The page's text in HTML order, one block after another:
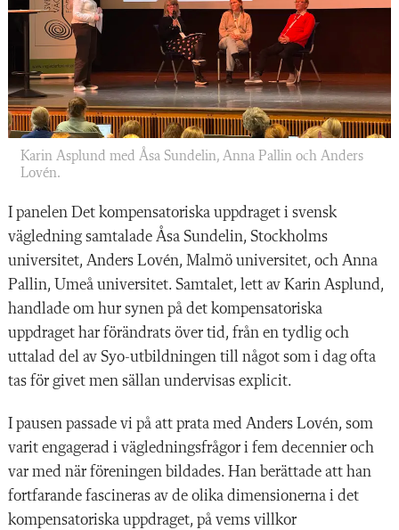
Karin Asplund med Åsa Sundelin, Anna Pallin och Anders
Lovén.
I panelen Det kompensatoriska uppdraget i svensk
vägledning samtalade Åsa Sundelin, Stockholms
universitet, Anders Lovén, Malmö universitet, och Anna
Pallin, Umeå universitet. Samtalet, lett av Karin Asplund,
handlade om hur synen på det kompensatoriska
uppdraget har förändrats över tid, från en tydlig och
uttalad del av Syo-utbildningen till något som i dag ofta
tas för givet men sällan undervisas explicit.
I pausen passade vi på att prata med Anders Lovén, som
varit engagerad i vägledningsfrågor i fem decennier och
var med när föreningen bildades. Han berättade att han
fortfarande fascineras av de olika dimensionerna i det
kompensatoriska uppdraget, på vems villkor